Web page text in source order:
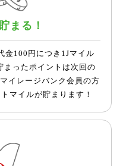
まる！
金100円につき1Jマイル
まったポイントは次回の
イレージバンク会員の方
マイルが貯まります！